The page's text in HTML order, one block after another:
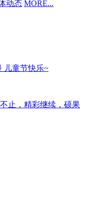
动态 MORE...
儿童节快乐~
止，精彩继续，硕果